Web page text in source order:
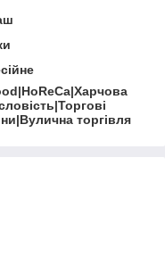
торгівля